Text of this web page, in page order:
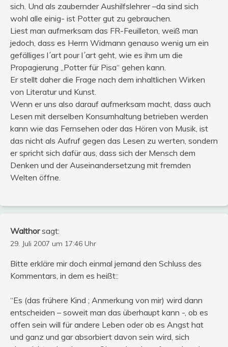
sich. Und als zaubernder Aushilfslehrer –da sind sich
wohl alle einig- ist Potter gut zu gebrauchen.
Liest man aufmerksam das FR-Feuilleton, weiß man
jedoch, dass es Herrn Widmann genauso wenig um ein
gefälliges l´art pour l´art geht, wie es ihm um die
Propagierung „Potter für Pisa“ gehen kann.
Er stellt daher die Frage nach dem inhaltlichen Wirken
von Literatur und Kunst.
Wenn er uns also darauf aufmerksam macht, dass auch
Lesen mit derselben Konsumhaltung betrieben werden
kann wie das Fernsehen oder das Hören von Musik, ist
das nicht als Aufruf gegen das Lesen zu werten, sondern
er spricht sich dafür aus, dass sich der Mensch dem
Denken und der Auseinandersetzung mit fremden
Welten öffne.
Walthor sagt:
29. Juli 2007 um 17:46 Uhr
Bitte erkläre mir doch einmal jemand den Schluss des
Kommentars, in dem es heißt::
“Es (das frühere Kind ; Anmerkung von mir) wird dann
entscheiden – soweit man das überhaupt kann -, ob es
offen sein will für andere Leben oder ob es Angst hat
und ganz und gar absorbiert davon sein wird, sich